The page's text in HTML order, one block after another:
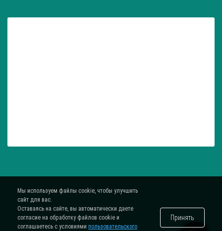
Мы используем файлы cookie, чтобы улучшить
сайт для вас.
Оставаясь на сайте, вы автоматически даете
согласие на обработку файлов cookie и
соглашаетесь с условиями пользовательского
Принять